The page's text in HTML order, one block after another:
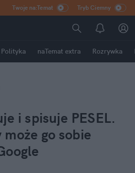
Twoje na:Temat Tryb Ciemny
Polityka naTemat extra Rozrywka
i spisuje PESEL.
go sobie